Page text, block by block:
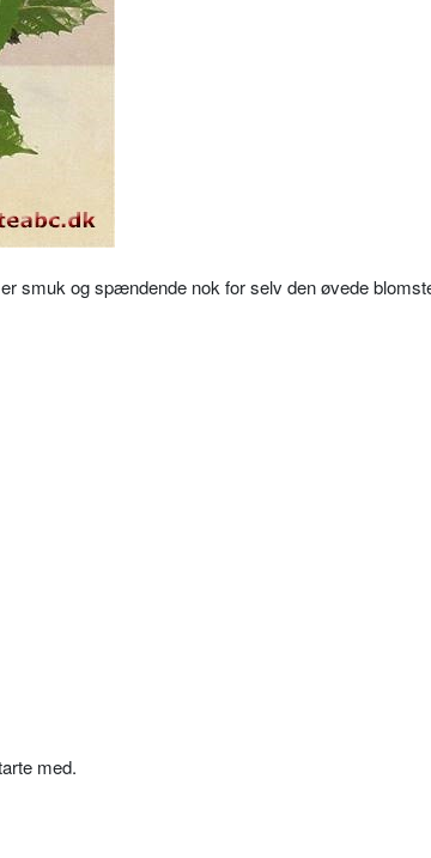
smuk og spændende nok for selv den øvede
med.